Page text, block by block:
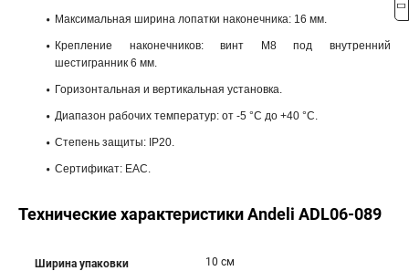
Максимальная ширина лопатки наконечника: 16 мм.
Крепление наконечников: винт М8 под внутренний
шестигранник 6 мм.
Горизонтальная и вертикальная установка.
Диапазон рабочих температур: от -5 °С до +40 °С.
Степень защиты: IP20.
Сертификат: ЕАС.
Технические характеристики Andeli ADL06-089
Ширина упаковки 10 см